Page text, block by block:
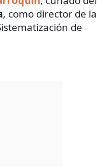
, como director de la
de